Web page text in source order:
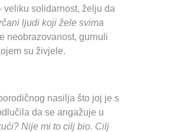
veliku solidarnost, želju da
ljudi koji žele svima
neobrazovanost, gurnuli
su živjele.
nasilja što joj je s
da se angažuje u
Nije mi to cilj bio. Cilj